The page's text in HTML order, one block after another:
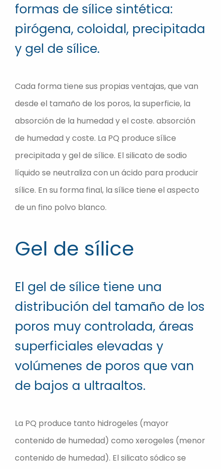
formas de sílice sintética:
pirógena, coloidal, precipitada
y gel de sílice.
Cada forma tiene sus propias ventajas, que van
desde el tamaño de los poros, la superficie, la
absorción de la humedad y el coste. absorción
de humedad y coste. La PQ produce sílice
precipitada y gel de sílice. El silicato de sodio
líquido se neutraliza con un ácido para producir
sílice. En su forma final, la sílice tiene el aspecto
de un fino polvo blanco.
Gel de sílice
El gel de sílice tiene una
distribución del tamaño de los
poros muy controlada, áreas
superficiales elevadas y
volúmenes de poros que van
de bajos a ultraaltos.
La PQ produce tanto hidrogeles (mayor
contenido de humedad) como xerogeles (menor
contenido de humedad). El silicato sódico se